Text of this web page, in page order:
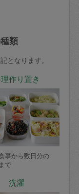
類
となります。
作り置き
事から数日分の
で
洗濯